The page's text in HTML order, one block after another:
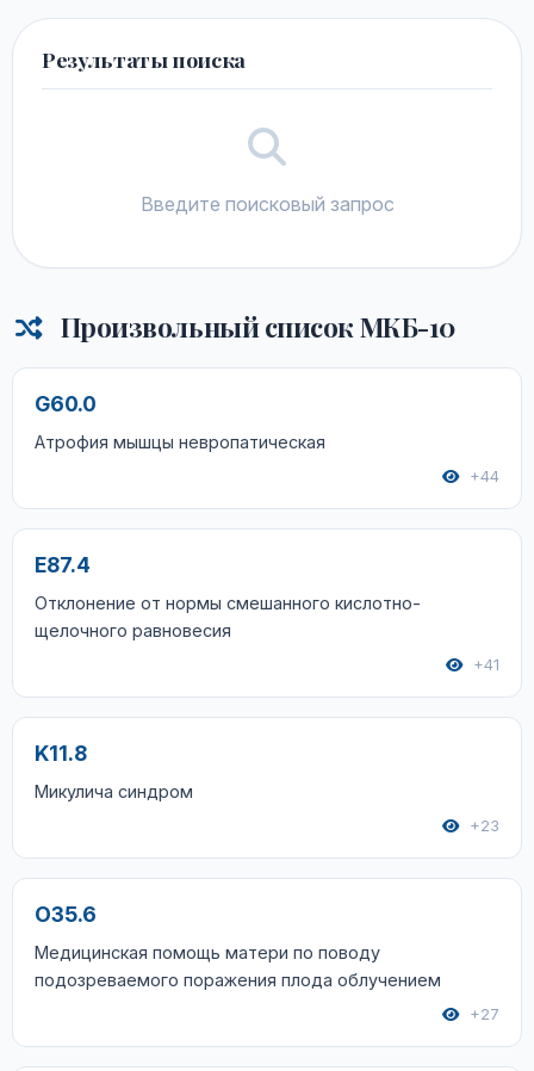
Результаты поиска
Введите поисковый запрос
Произвольный список МКБ-10
G60.0
Атрофия мышцы невропатическая
+44
E87.4
Отклонение от нормы смешанного кислотно-
щелочного равновесия
+41
K11.8
Микулича синдром
+23
O35.6
Медицинская помощь матери по поводу
подозреваемого поражения плода облучением
+27